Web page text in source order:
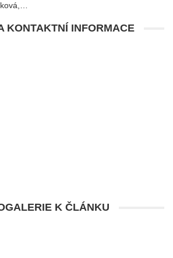
KONTAKTNÍ INFORMACE
K ČLÁNKU